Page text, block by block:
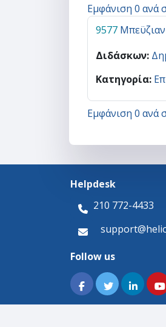
Εμφάνιση 0 ανά
9577
Διδάσκων:
Κατηγορία:
Εμφάνιση 0 ανά
Helpdesk
210 772-4433
Follow us